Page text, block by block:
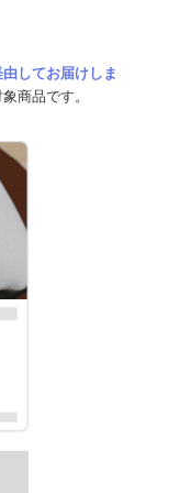
由してお届けしま
商品です。